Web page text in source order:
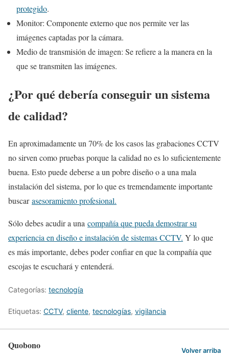
protegido.
Monitor: Componente externo que nos permite ver las
imágenes captadas por la cámara.
Medio de transmisión de imagen: Se refiere a la manera en la
que se transmiten las imágenes.
¿Por qué debería conseguir un sistema
de calidad?
En aproximadamente un 70% de los casos las grabaciones CCTV
no sirven como pruebas porque la calidad no es lo suficientemente
buena. Esto puede deberse a un pobre diseño o a una mala
instalación del sistema, por lo que es tremendamente importante
buscarasesoramiento profesional.
Sólo debes acudir a una compañía que pueda demostrar su
experiencia en diseño e instalación de sistemas CCTV. Y lo que
es más importante, debes poder confiar en que la compañía que
escojas te escuchará y entenderá.
Categorías: tecnología
Etiquetas: CCTV, cliente, tecnologías, vigilancia
Quobono Volver arriba